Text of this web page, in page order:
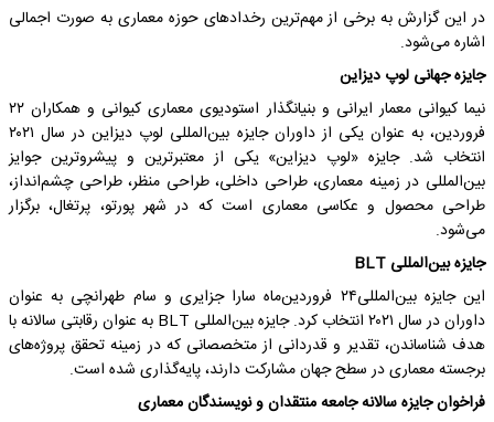
در این گزارش به برخی از مهم‌ترین رخدادهای حوزه معماری به صورت اجمالی
اشاره می‌شود.
جایزه جهانی لوپ دیزاین
نیما کیوانی معمار ایرانی و بنیانگذار استودیوی معماری کیوانی و همکاران ۲۲
فروردین، به عنوان یکی از داوران جایزه بین‌المللی لوپ دیزاین در سال ۲۰۲۱
انتخاب شد. جایزه «لوپ دیزاین» یکی از معتبرترین و پیشروترین جوایز
بین‌المللی در زمینه معماری، طراحی داخلی، طراحی منظر، طراحی چشم‌انداز،
طراحی محصول و عکاسی معماری است که در شهر پورتو، پرتغال، برگزار
می‌شود.
جایزه بین‌المللی BLT
این جایزه بین‌المللی۲۴ فروردین‌ماه سارا جزایری و سام طهرانچی به عنوان
داوران در سال ۲۰۲۱ انتخاب کرد. جایزه بین‌المللی BLT به عنوان رقابتی سالانه با
هدف شناساندن، تقدیر و قدردانی از متخصصانی که در زمینه تحقق پروژه‌های
برجسته معماری در سطح جهان مشارکت دارند، پایه‌گذاری شده است.
فراخوان جایزه سالانه جامعه منتقدان و نویسندگان معماری